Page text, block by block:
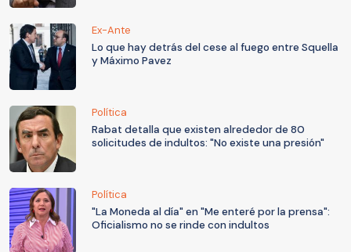
Ex-Ante
Lo que hay detrás del cese al fuego entre Squella
y Máximo Pavez
Política
Rabat detalla que existen alrededor de 80
solicitudes de indultos: "No existe una presión"
Política
"La Moneda al día" en "Me enteré por la prensa":
Oficialismo no se rinde con indultos